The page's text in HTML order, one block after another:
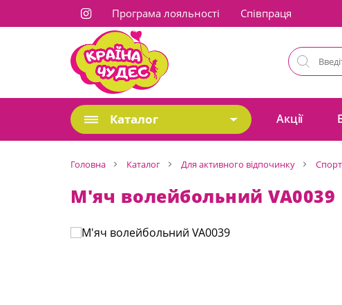
Програма лояльності Cпівпраця
Каталог Акції
Головна Каталог Для активного відпочинку
М'яч волейбольний VA0039